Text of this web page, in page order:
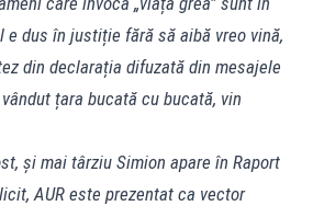
e dus în justiție fără să aibă vreo vină,
din declarația difuzată din mesajele
țara bucată cu bucată, vin
și mai târziu Simion apare în Raport
AUR este prezentat ca vector